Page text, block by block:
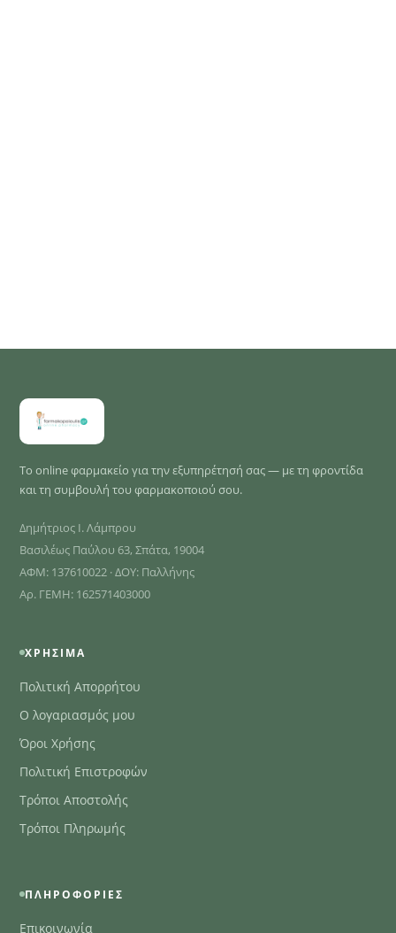
Το online φαρμακείο για την εξυπηρέτησή σας — με τη φροντίδα
και τη συμβουλή του φαρμακοποιού σου.
Δημήτριος Ι. Λάμπρου
Βασιλέως Παύλου 63, Σπάτα, 19004
ΑΦΜ: 137610022 · ΔΟΥ: Παλλήνης
Αρ. ΓΕΜΗ: 162571403000
ΧΡΉΣΙΜΑ
Πολιτική Απορρήτου
Ο λογαριασμός μου
Όροι Χρήσης
Πολιτική Επιστροφών
Τρόποι Αποστολής
Τρόποι Πληρωμής
ΠΛΗΡΟΦΟΡΊΕΣ
Επικοινωνία